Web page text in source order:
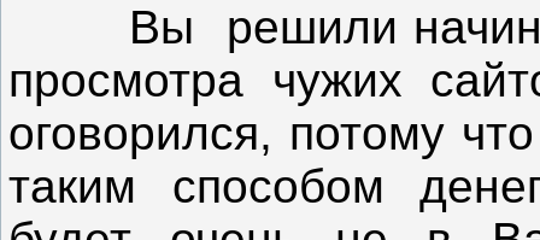
Вы решили
просмотра чужих
оговорился, потому
таким способом